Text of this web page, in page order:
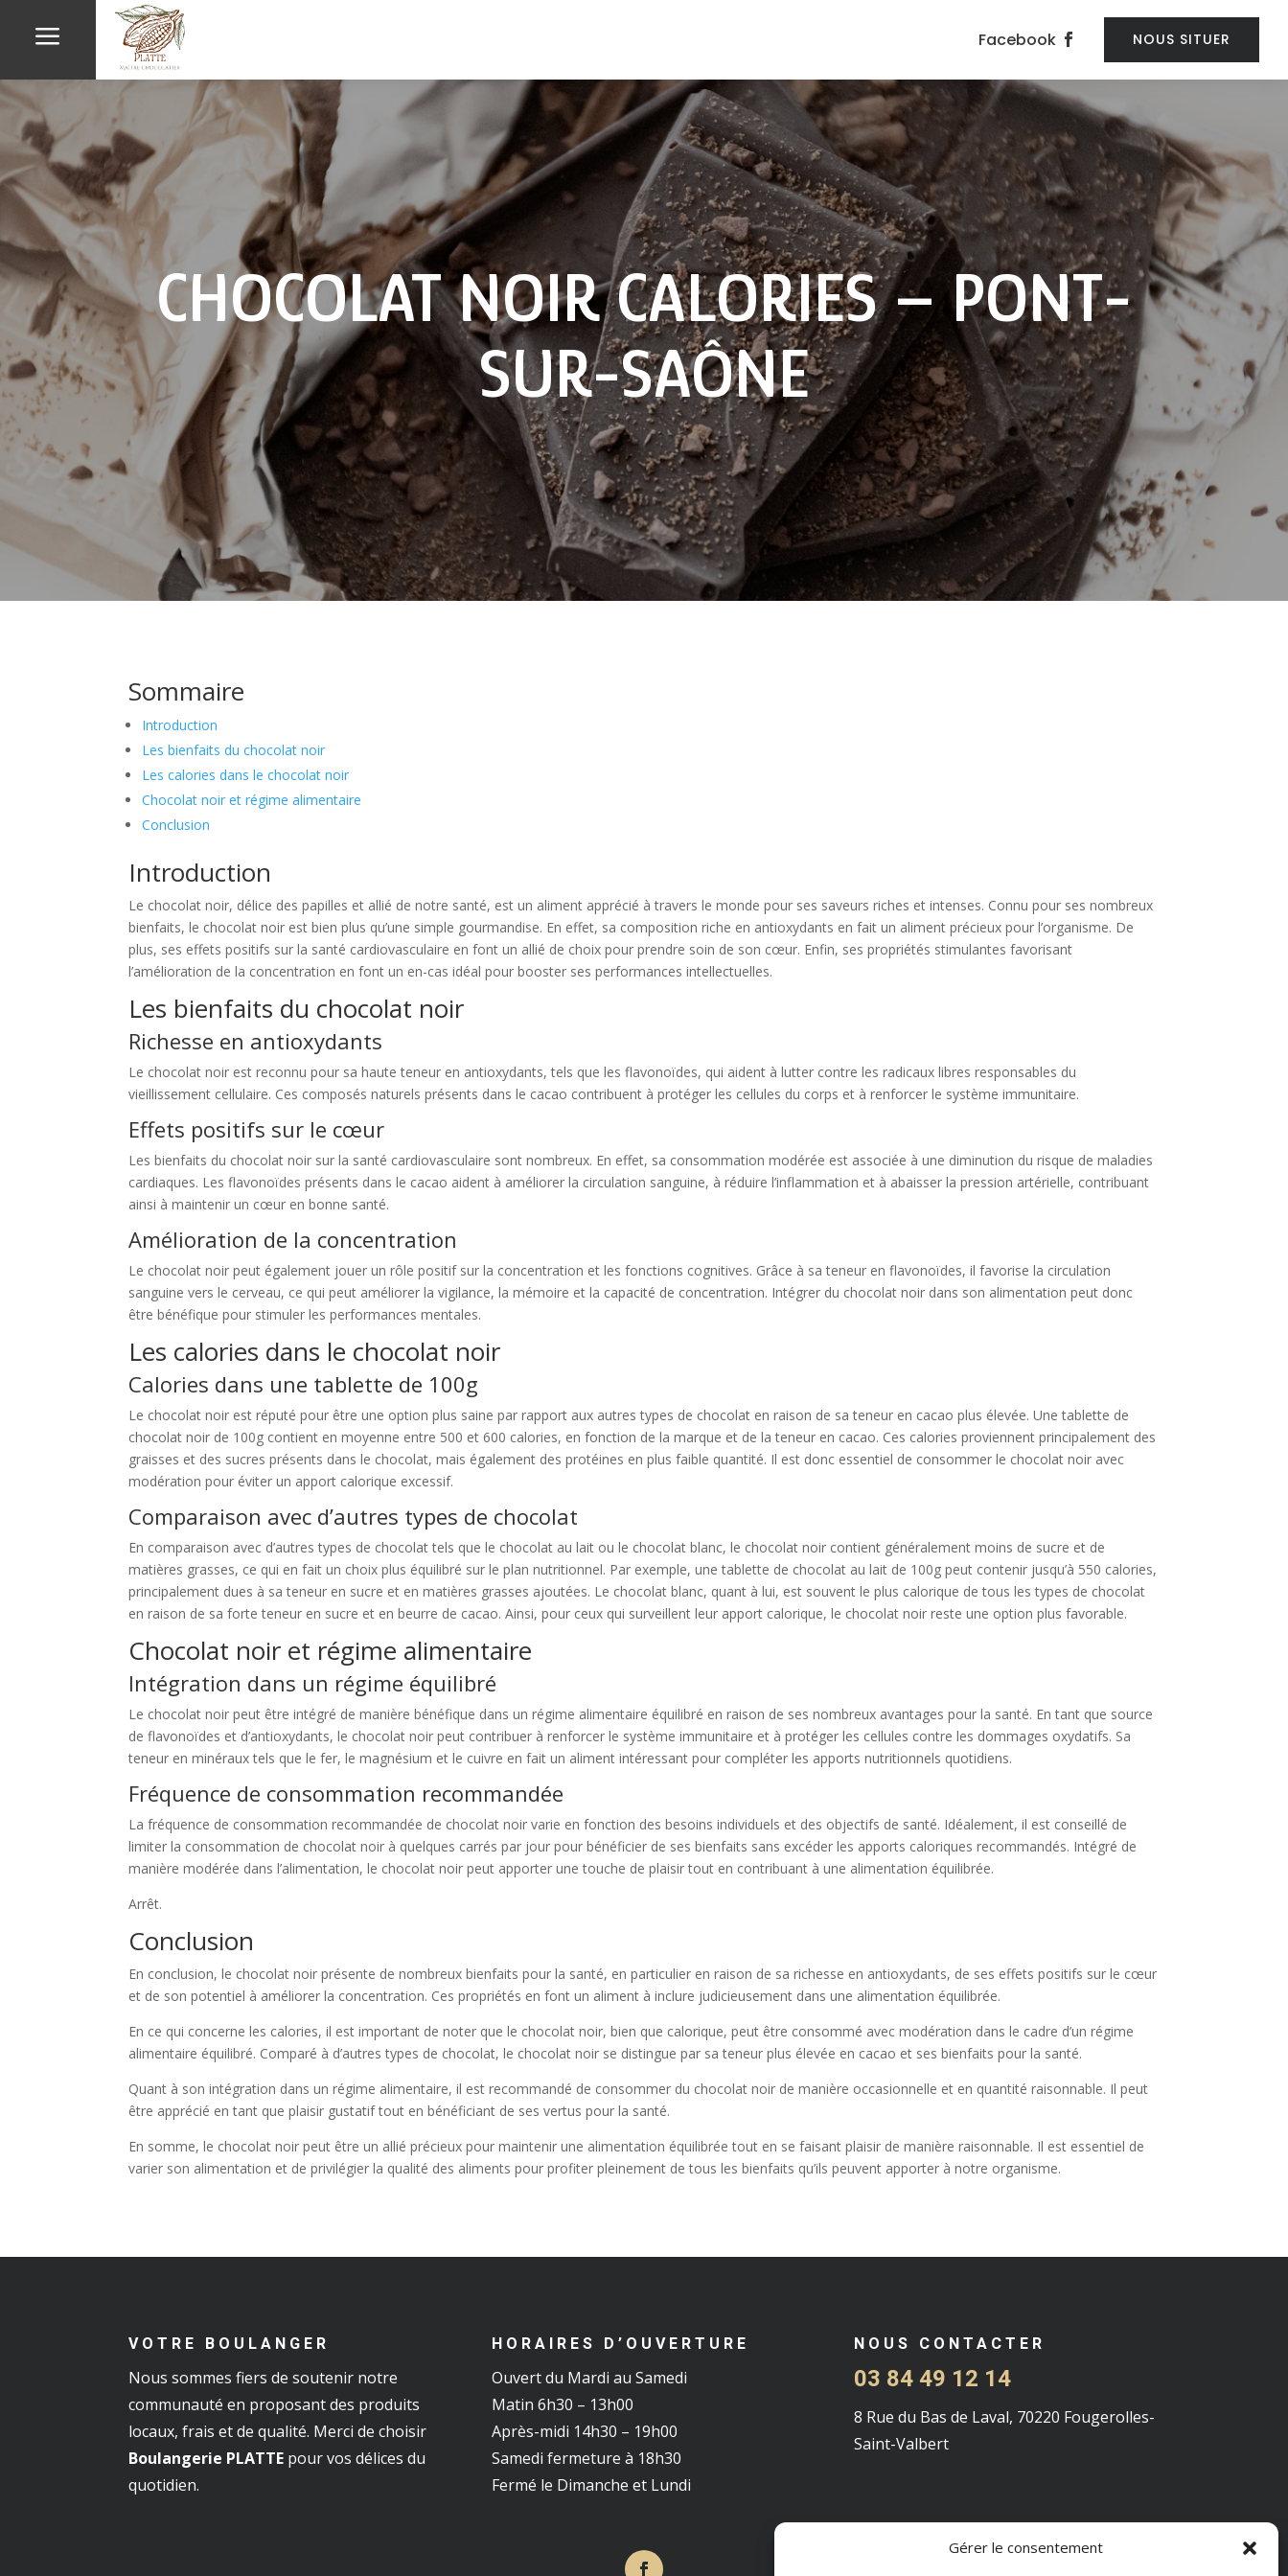
Gérer le consentement
a Facebook NOUS SITUER
CHOCOLAT NOIR CALORIES – PONT-
SUR-SAÔNE
Sommaire
Introduction
Les bienfaits du chocolat noir
Les calories dans le chocolat noir
Chocolat noir et régime alimentaire
Conclusion
Introduction
Le chocolat noir, délice des papilles et allié de notre santé, est un aliment apprécié à travers le monde pour ses saveurs riches et intenses. Connu pour ses nombreux
bienfaits, le chocolat noir est bien plus qu’une simple gourmandise. En effet, sa composition riche en antioxydants en fait un aliment précieux pour l’organisme. De
plus, ses effets positifs sur la santé cardiovasculaire en font un allié de choix pour prendre soin de son cœur. Enfin, ses propriétés stimulantes favorisant
l’amélioration de la concentration en font un en-cas idéal pour booster ses performances intellectuelles.
Les bienfaits du chocolat noir
Richesse en antioxydants
Le chocolat noir est reconnu pour sa haute teneur en antioxydants, tels que les flavonoïdes, qui aident à lutter contre les radicaux libres responsables du
vieillissement cellulaire. Ces composés naturels présents dans le cacao contribuent à protéger les cellules du corps et à renforcer le système immunitaire.
Effets positifs sur le cœur
Les bienfaits du chocolat noir sur la santé cardiovasculaire sont nombreux. En effet, sa consommation modérée est associée à une diminution du risque de maladies
cardiaques. Les flavonoïdes présents dans le cacao aident à améliorer la circulation sanguine, à réduire l’inflammation et à abaisser la pression artérielle, contribuant
ainsi à maintenir un cœur en bonne santé.
Amélioration de la concentration
Le chocolat noir peut également jouer un rôle positif sur la concentration et les fonctions cognitives. Grâce à sa teneur en flavonoïdes, il favorise la circulation
sanguine vers le cerveau, ce qui peut améliorer la vigilance, la mémoire et la capacité de concentration. Intégrer du chocolat noir dans son alimentation peut donc
être bénéfique pour stimuler les performances mentales.
Les calories dans le chocolat noir
Calories dans une tablette de 100g
Le chocolat noir est réputé pour être une option plus saine par rapport aux autres types de chocolat en raison de sa teneur en cacao plus élevée. Une tablette de
chocolat noir de 100g contient en moyenne entre 500 et 600 calories, en fonction de la marque et de la teneur en cacao. Ces calories proviennent principalement des
graisses et des sucres présents dans le chocolat, mais également des protéines en plus faible quantité. Il est donc essentiel de consommer le chocolat noir avec
modération pour éviter un apport calorique excessif.
Comparaison avec d’autres types de chocolat
En comparaison avec d’autres types de chocolat tels que le chocolat au lait ou le chocolat blanc, le chocolat noir contient généralement moins de sucre et de
matières grasses, ce qui en fait un choix plus équilibré sur le plan nutritionnel. Par exemple, une tablette de chocolat au lait de 100g peut contenir jusqu’à 550 calories,
principalement dues à sa teneur en sucre et en matières grasses ajoutées. Le chocolat blanc, quant à lui, est souvent le plus calorique de tous les types de chocolat
en raison de sa forte teneur en sucre et en beurre de cacao. Ainsi, pour ceux qui surveillent leur apport calorique, le chocolat noir reste une option plus favorable.
Chocolat noir et régime alimentaire
Intégration dans un régime équilibré
Le chocolat noir peut être intégré de manière bénéfique dans un régime alimentaire équilibré en raison de ses nombreux avantages pour la santé. En tant que source
de flavonoïdes et d’antioxydants, le chocolat noir peut contribuer à renforcer le système immunitaire et à protéger les cellules contre les dommages oxydatifs. Sa
teneur en minéraux tels que le fer, le magnésium et le cuivre en fait un aliment intéressant pour compléter les apports nutritionnels quotidiens.
Fréquence de consommation recommandée
La fréquence de consommation recommandée de chocolat noir varie en fonction des besoins individuels et des objectifs de santé. Idéalement, il est conseillé de
limiter la consommation de chocolat noir à quelques carrés par jour pour bénéficier de ses bienfaits sans excéder les apports caloriques recommandés. Intégré de
manière modérée dans l’alimentation, le chocolat noir peut apporter une touche de plaisir tout en contribuant à une alimentation équilibrée.
Arrêt.
Conclusion
En conclusion, le chocolat noir présente de nombreux bienfaits pour la santé, en particulier en raison de sa richesse en antioxydants, de ses effets positifs sur le cœur
et de son potentiel à améliorer la concentration. Ces propriétés en font un aliment à inclure judicieusement dans une alimentation équilibrée.
En ce qui concerne les calories, il est important de noter que le chocolat noir, bien que calorique, peut être consommé avec modération dans le cadre d’un régime
alimentaire équilibré. Comparé à d’autres types de chocolat, le chocolat noir se distingue par sa teneur plus élevée en cacao et ses bienfaits pour la santé.
Quant à son intégration dans un régime alimentaire, il est recommandé de consommer du chocolat noir de manière occasionnelle et en quantité raisonnable. Il peut
être apprécié en tant que plaisir gustatif tout en bénéficiant de ses vertus pour la santé.
En somme, le chocolat noir peut être un allié précieux pour maintenir une alimentation équilibrée tout en se faisant plaisir de manière raisonnable. Il est essentiel de
varier son alimentation et de privilégier la qualité des aliments pour profiter pleinement de tous les bienfaits qu’ils peuvent apporter à notre organisme.
VOTRE BOULANGER
Nous sommes fiers de soutenir notre
communauté en proposant des produits
locaux, frais et de qualité. Merci de choisir
Boulangerie PLATTE pour vos délices du
quotidien.
HORAIRES D’OUVERTURE
Ouvert du Mardi au Samedi
Matin 6h30 – 13h00
Après-midi 14h30 – 19h00
Samedi fermeture à 18h30
Fermé le Dimanche et Lundi
NOUS CONTACTER
03 84 49 12 14
8 Rue du Bas de Laval, 70220 Fougerolles-
Saint-Valbert